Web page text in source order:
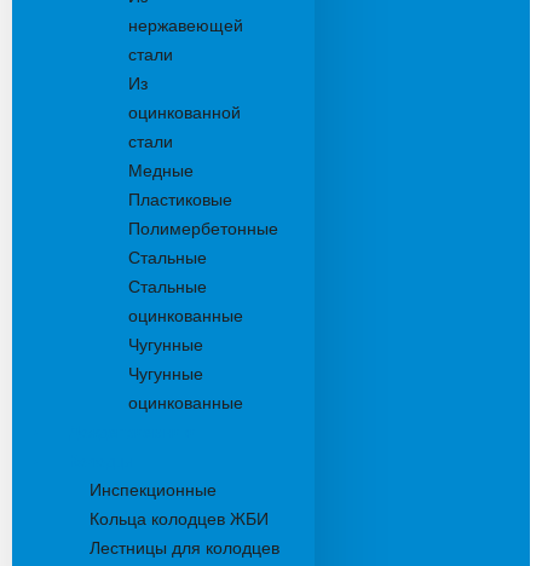
нержавеющей
стали
Из
оцинкованной
стали
Медные
Пластиковые
Полимербетонные
Стальные
Стальные
оцинкованные
Чугунные
Чугунные
оцинкованные
Инспекционные
Кольца колодцев ЖБИ
Лестницы для колодцев